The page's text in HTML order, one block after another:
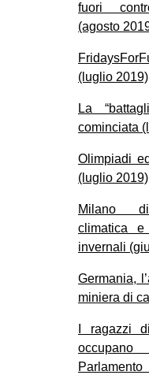
fuori
(agosto
(luglio 2019)
La
cominciata
Olimpiadi
(luglio 2019)
Milano
climatica
invernali
Germania,
miniera di
I ragazzi